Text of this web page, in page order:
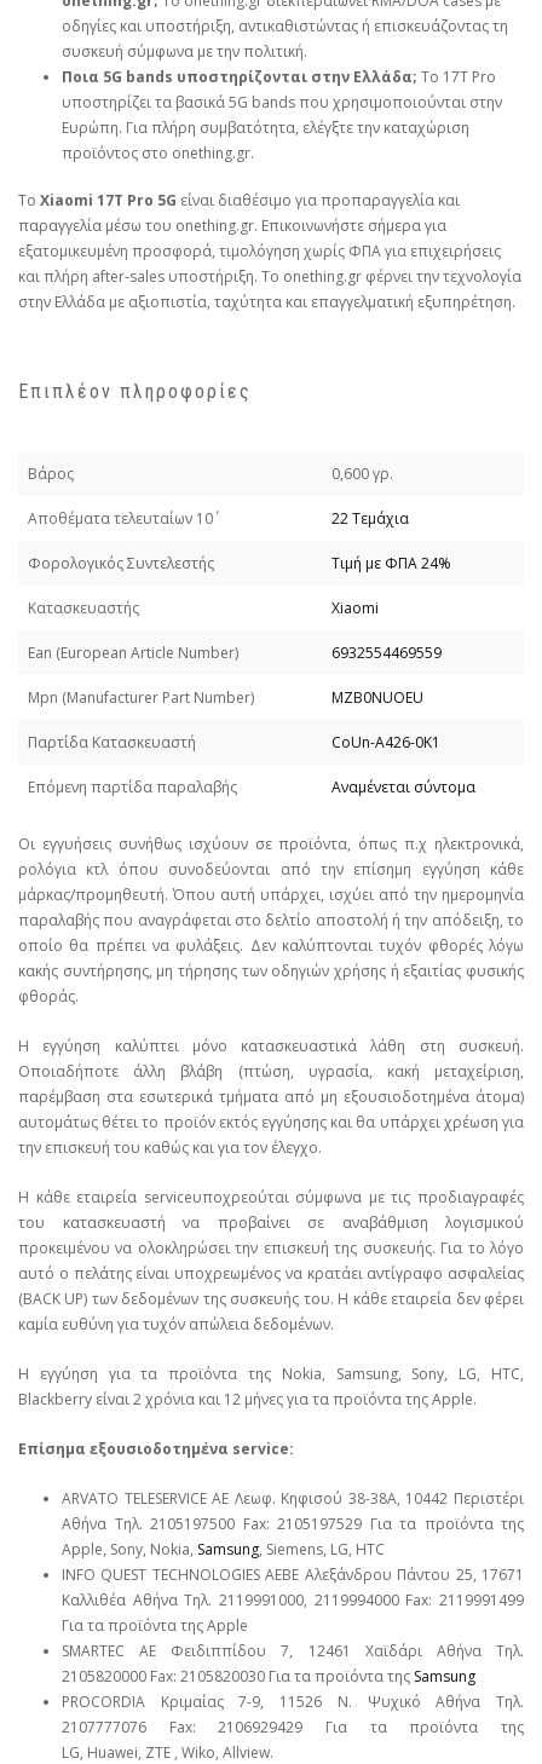
οδηγίες και υποστήριξη, αντικαθιστώντας ή επισκευάζοντας τη
συσκευή σύμφωνα με την πολιτική.
Ποια 5G bands υποστηρίζονται στην Ελλάδα; Το 17T Pro
υποστηρίζει τα βασικά 5G bands που χρησιμοποιούνται στην
Ευρώπη. Για πλήρη συμβατότητα, ελέγξτε την καταχώριση
προϊόντος στο onething.gr.
Το Xiaomi 17T Pro 5G είναι διαθέσιμο για προπαραγγελία και
παραγγελία μέσω του onething.gr. Επικοινωνήστε σήμερα για
εξατομικευμένη προσφορά, τιμολόγηση χωρίς ΦΠΑ για επιχειρήσεις
και πλήρη after‑sales υποστήριξη. Το onething.gr φέρνει την τεχνολογία
στην Ελλάδα με αξιοπιστία, ταχύτητα και επαγγελματική εξυπηρέτηση.
Επιπλέον πληροφορίες
Βάρος 0,600 γρ.
Απoθέματα τελευταίων 10΄ 22 Τεμάχια
Φορολογικός Συντελεστής Τιμή με ΦΠΑ 24%
Κατασκευαστής Xiaomi
Εan (European Article Number) 6932554469559
Mpn (Manufacturer Part Number) MZB0NUOEU
Παρτίδα Κατασκευαστή CoUn-A426-0K1
Επόμενη παρτίδα παραλαβής Αναμένεται σύντομα
Οι εγγυήσεις συνήθως ισχύουν σε προϊόντα, όπως π.χ ηλεκτρονικά,
ρολόγια κτλ όπου συνοδεύονται από την επίσημη εγγύηση κάθε
μάρκας/προμηθευτή. Όπου αυτή υπάρχει, ισχύει από την ημερομηνία
παραλαβής που αναγράφεται στο δελτίο αποστολή ή την απόδειξη, το
οποίο θα πρέπει να φυλάξεις. Δεν καλύπτονται τυχόν φθορές λόγω
κακής συντήρησης, μη τήρησης των οδηγιών χρήσης ή εξαιτίας φυσικής
φθοράς.
Η εγγύηση καλύπτει μόνο κατασκευαστικά λάθη στη συσκευή.
Οποιαδήποτε άλλη βλάβη (πτώση, υγρασία, κακή μεταχείριση,
παρέμβαση στα εσωτερικά τμήματα από μη εξουσιοδοτημένα άτομα)
αυτομάτως θέτει το προϊόν εκτός εγγύησης και θα υπάρχει χρέωση για
την επισκευή του καθώς και για τον έλεγχο.
Η κάθε εταιρεία serviceυποχρεούται σύμφωνα με τις προδιαγραφές
του κατασκευαστή να προβαίνει σε αναβάθμιση λογισμικού
προκειμένου να ολοκληρώσει την επισκευή της συσκευής. Για το λόγο
αυτό ο πελάτης είναι υποχρεωμένος να κρατάει αντίγραφο ασφαλείας
(BACK UP) των δεδομένων της συσκευής του. Η κάθε εταιρεία δεν φέρει
καμία ευθύνη για τυχόν απώλεια δεδομένων.
Η εγγύηση για τα προϊόντα της Nokia, Samsung, Sony, LG, HTC,
Blackberry είναι 2 χρόνια και 12 μήνες για τα προϊόντα της Apple.
Επίσημα εξουσιοδοτημένα service:
ARVATO TELESERVICE ΑΕ Λεωφ. Κηφισού 38-38Α, 10442 Περιστέρι
Αθήνα Τηλ. 2105197500 Fax: 2105197529 Για τα προϊόντα της
Apple, Sony, Nokia, Samsung, Siemens, LG, HTC
INFO QUEST TECHNOLOGIES ΑΕΒΕ Αλεξάνδρου Πάντου 25, 17671
Καλλιθέα Αθήνα Τηλ. 2119991000, 2119994000 Fax: 2119991499
Για τα προϊόντα της Apple
SMARTEC ΑΕ Φειδιππίδου 7, 12461 Χαϊδάρι Αθήνα Τηλ.
2105820000 Fax: 2105820030 Για τα προϊόντα της Samsung
PROCORDIA Κριμαίας 7-9, 11526 Ν. Ψυχικό Αθήνα Τηλ.
2107777076 Fax: 2106929429 Για τα προϊόντα της
LG, Huawei, ΖΤΕ , Wiko, Allview.